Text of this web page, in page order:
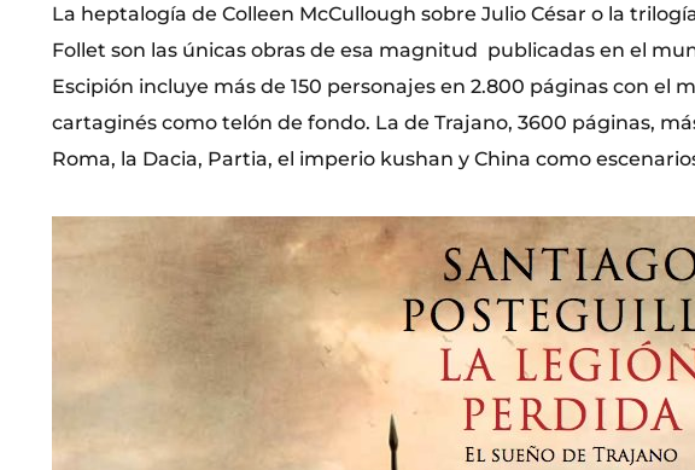
La heptalogía de Colleen McCullough sobre Julio César o la
Follet son las únicas obras de esa magnitud publicadas en el
Escipión incluye más de 150 personajes en 2.800 páginas con el
cartaginés como telón de fondo. La de Trajano, 3600 páginas,
Roma, la Dacia, Partia, el imperio kushan y China como